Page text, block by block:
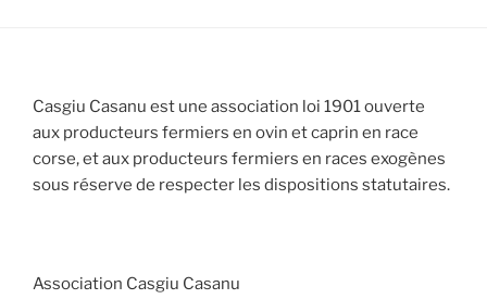
Casgiu Casanu est une association loi 1901 ouverte
aux producteurs fermiers en ovin et caprin en race
corse, et aux producteurs fermiers en races exogènes
sous réserve de respecter les dispositions statutaires.
Association Casgiu Casanu